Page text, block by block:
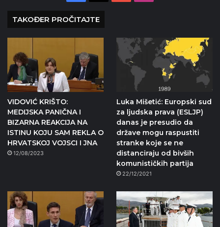
TAKOĐER PROČITAJTE
VIDOVIĆ KRIŠTO:
MEDIJSKA PANIČNA I
BIZARNA REAKCIJA NA
ISTINU KOJU SAM REKLA O
HRVATSKOJ VOJSCI I JNA
12/08/2023
Luka Mišetić: Europski sud
za ljudska prava (ESLJP)
danas je presudio da
države mogu raspustiti
stranke koje se ne
distanciraju od bivših
komunističkih partija
22/12/2021